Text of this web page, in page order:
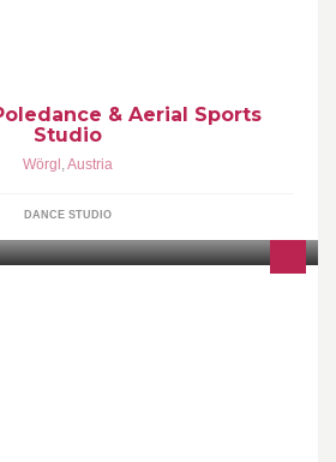
& Aerial Sports
Studio
Wörgl ,Austria
DANCE STUDIO